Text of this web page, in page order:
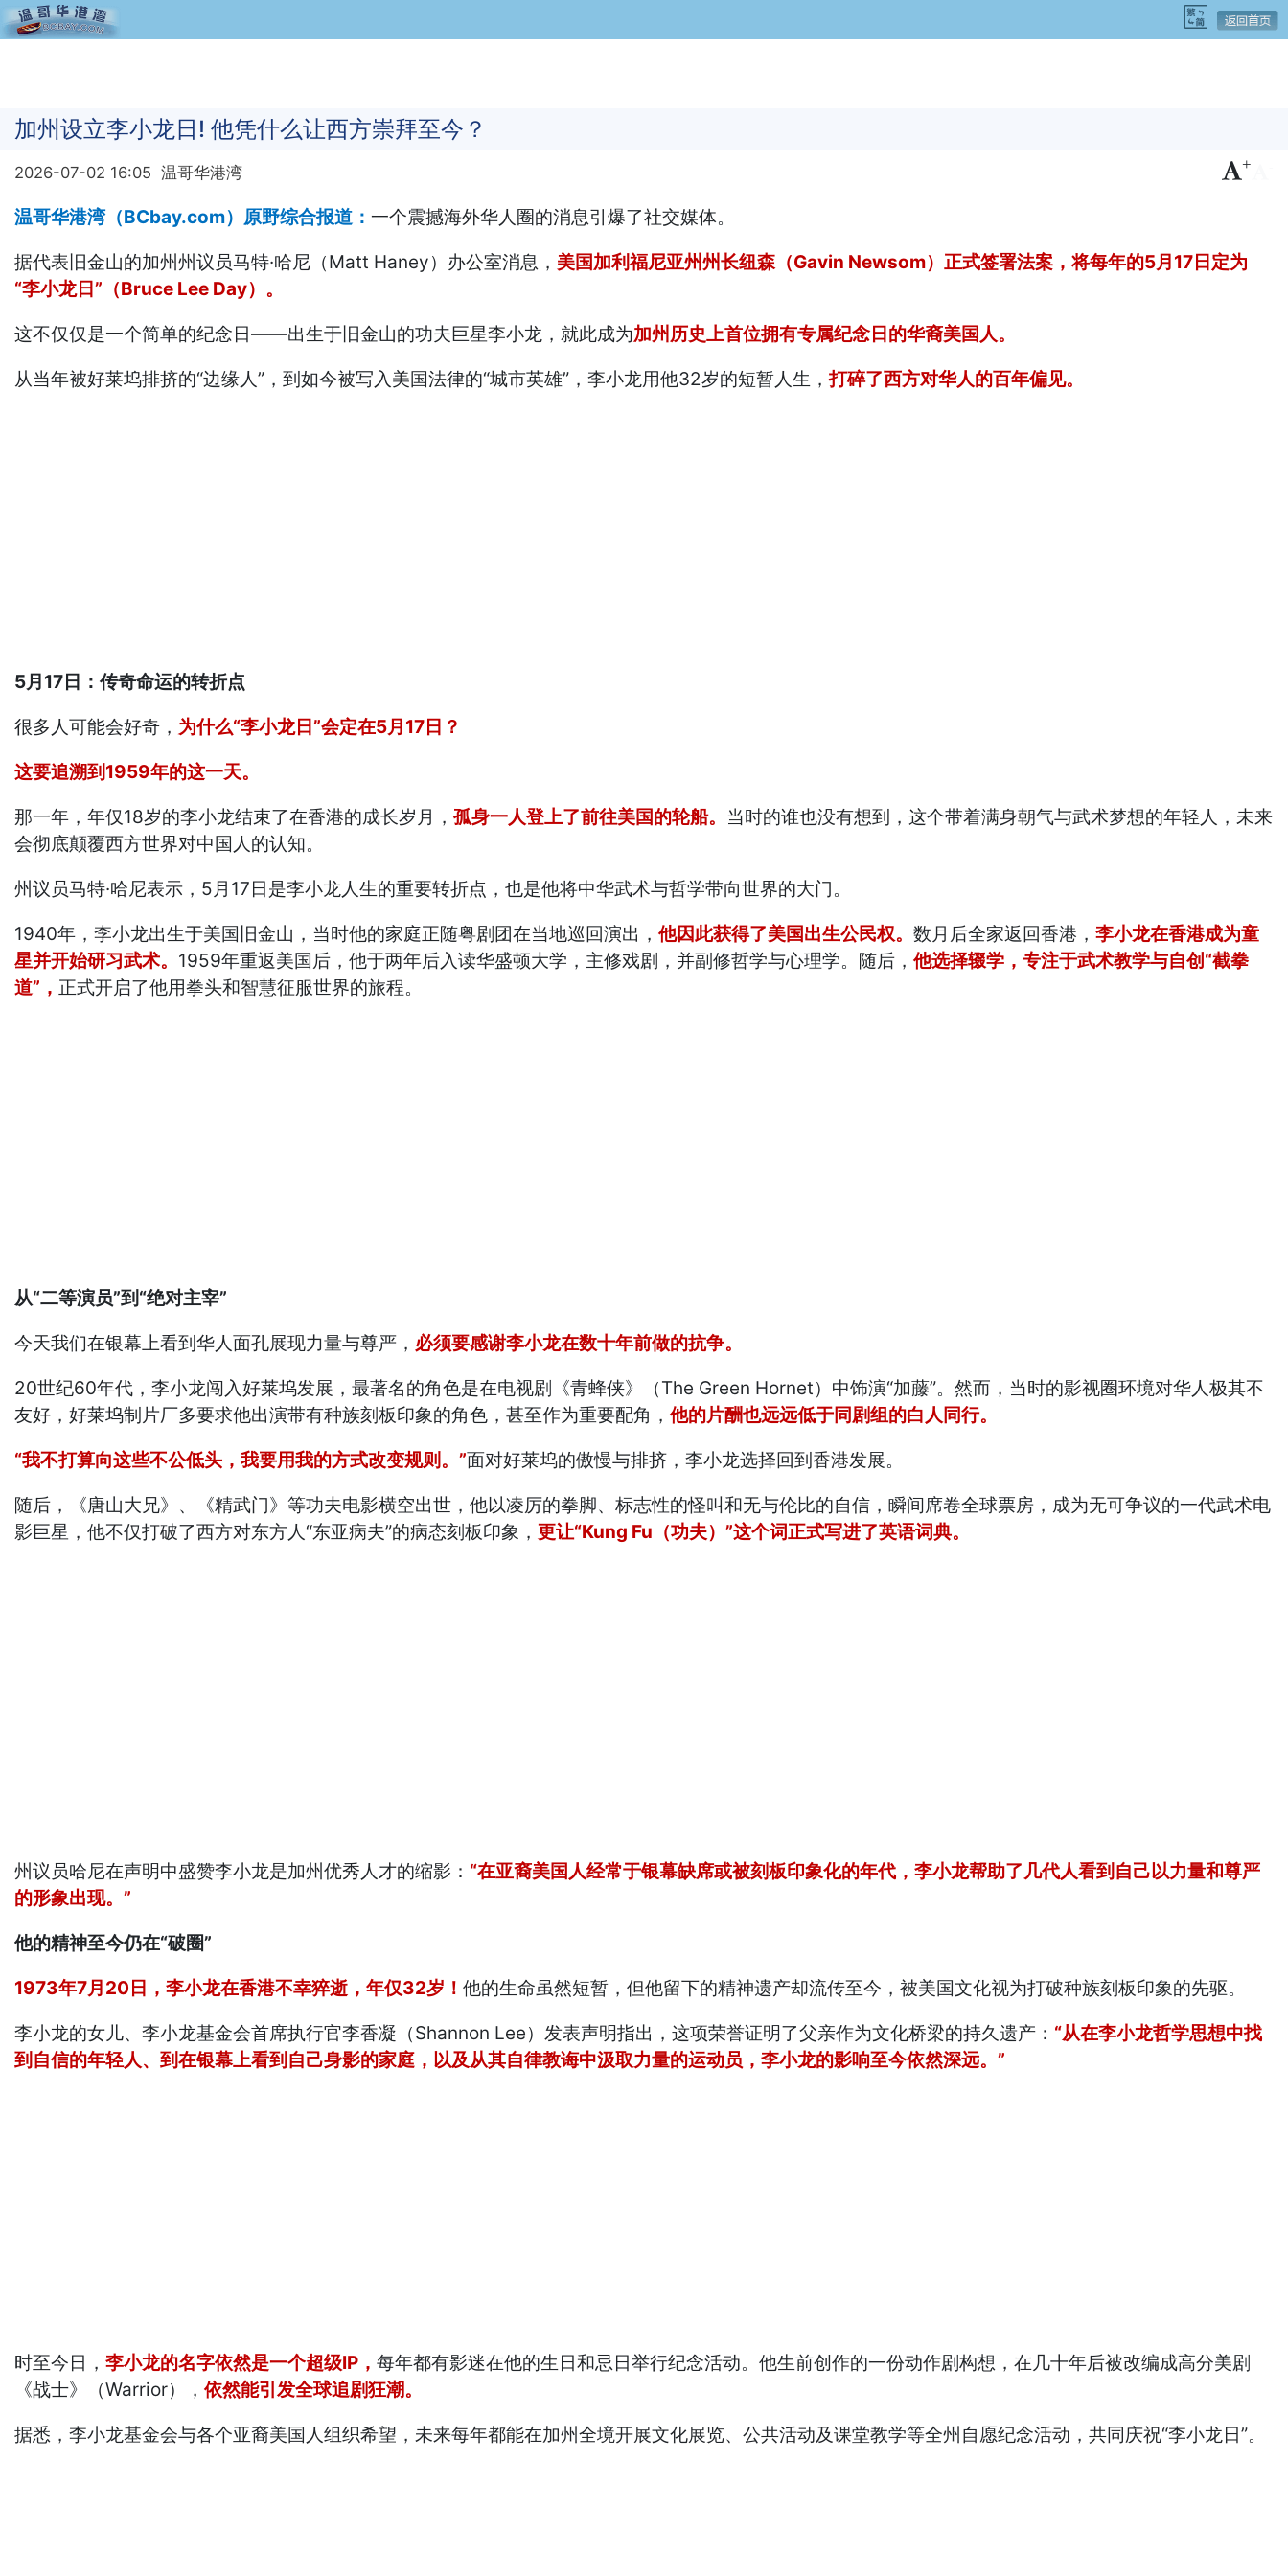
加州设立李小龙日! 他凭什么让西方崇拜至今？
2026-07-02 16:05 温哥华港湾 +
温哥华港湾（BCbay.com）原野综合报道：一个震撼海外华人圈的消息引爆了社交媒体。
据代表旧金山的加州州议员马特·哈尼（Matt Haney）办公室消息， 美国加利福尼亚州州长纽森（Gavin Newsom）正式签署法案，将每年的5月17日定为
“李小龙日”（Bruce Lee Day）。
这不仅仅是一个简单的纪念日——出生于旧金山的功夫巨星李小龙，就此成为加州历史上首位拥有专属纪念日的华裔美国人。
从当年被好莱坞排挤的“边缘人”，到如今被写入美国法律的“城市英雄”，李小龙用他32岁的短暂人生，打碎了西方对华人的百年偏见。
5月17日：传奇命运的转折点
很多人可能会好奇， 为什么“李小龙日”会定在5月17日？
这要追溯到1959年的这一天。
那一年，年仅18岁的李小龙结束了在香港的成长岁月，孤身一人登上了前往美国的轮船。 当时的谁也没有想到，这个带着满身朝气与武术梦想的年轻人，未来
会彻底颠覆西方世界对中国人的认知。
州议员马特·哈尼表示，5月17日是李小龙人生的重要转折点，也是他将中华武术与哲学带向世界的大门。
1940年，李小龙出生于美国旧金山，当时他的家庭正随粤剧团在当地巡回演出，他因此获得了美国出生公民权。数月后全家返回香港，李小龙在香港成为童
星并开始研习武术。 1959年重返美国后，他于两年后入读华盛顿大学，主修戏剧，并副修哲学与心理学。随后，他选择辍学，专注于武术教学与自创“截拳
道”， 正式开启了他用拳头和智慧征服世界的旅程。
从“二等演员”到“绝对主宰”
今天我们在银幕上看到华人面孔展现力量与尊严， 必须要感谢李小龙在数十年前做的抗争。
20世纪60年代，李小龙闯入好莱坞发展，最著名的角色是在电视剧《青蜂侠》（The Green Hornet）中饰演“加藤”。然而，当时的影视圈环境对华人极其不
友好，好莱坞制片厂多要求他出演带有种族刻板印象的角色，甚至作为重要配角，他的片酬也远远低于同剧组的白人同行。
“我不打算向这些不公低头，我要用我的方式改变规则。”面对好莱坞的傲慢与排挤，李小龙选择回到香港发展。
随后，《唐山大兄》、《精武门》等功夫电影横空出世，他以凌厉的拳脚、标志性的怪叫和无与伦比的自信，瞬间席卷全球票房，成为无可争议的一代武术电
影巨星，他不仅打破了西方对东方人“东亚病夫”的病态刻板印象，更让“Kung Fu（功夫）”这个词正式写进了英语词典。
州议员哈尼在声明中盛赞李小龙是加州优秀人才的缩影： “在亚裔美国人经常于银幕缺席或被刻板印象化的年代，李小龙帮助了几代人看到自己以力量和尊严
的形象出现。”
他的精神至今仍在“破圈”
1973年7月20日，李小龙在香港不幸猝逝，年仅32岁！他的生命虽然短暂，但他留下的精神遗产却流传至今，被美国文化视为打破种族刻板印象的先驱。
李小龙的女儿、李小龙基金会首席执行官李香凝（Shannon Lee）发表声明指出，这项荣誉证明了父亲作为文化桥梁的持久遗产： “从在李小龙哲学思想中找
到自信的年轻人、到在银幕上看到自己身影的家庭，以及从其自律教诲中汲取力量的运动员，李小龙的影响至今依然深远。”
时至今日，李小龙的名字依然是一个超级IP，每年都有影迷在他的生日和忌日举行纪念活动。他生前创作的一份动作剧构想，在几十年后被改编成高分美剧
《战士》（Warrior），依然能引发全球追剧狂潮。
据悉，李小龙基金会与各个亚裔美国人组织希望，未来每年都能在加州全境开展文化展览、公共活动及课堂教学等全州自愿纪念活动，共同庆祝“李小龙日”。